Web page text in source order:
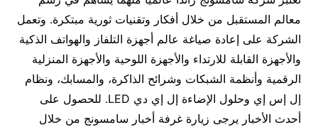
معالم المستقبل من خلال أفكار وتقنيات ثورية مبتكرة. وتعمل
الشركة على إعادة صياغة عالم أجهزة التلفاز والهواتف الذكية
والأجهزة القابلة للارتداء والأجهزة اللوحية والأجهزة المنزلية
الرقمية وأنظمة الشبكات وشرائح الذاكرة، والمسابك، ونظام
إل إس إي وحلول الإضاءة إل إي دي LED. للحصول على
أحدث الأخبار يرجى زيارة غرفة أخبار سامسونج من خلال